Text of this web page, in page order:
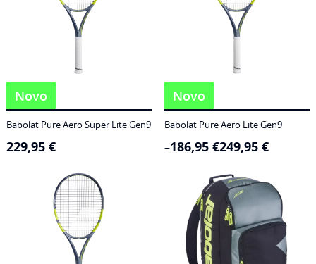
Novo
Babolat Pure Aero Super Lite Gen9
229,95 €
Novo
Babolat Pure Aero Lite Gen9
186,95 €
– 249,95 €
Price
range:
249,95 €